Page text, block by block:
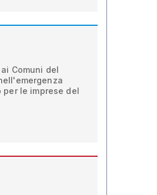
Comuni del
per le imprese del